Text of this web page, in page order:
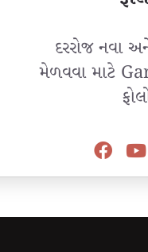
દરરોજ નવા
મેળવવા માટે